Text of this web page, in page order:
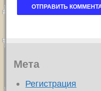
Мета
Регистрация